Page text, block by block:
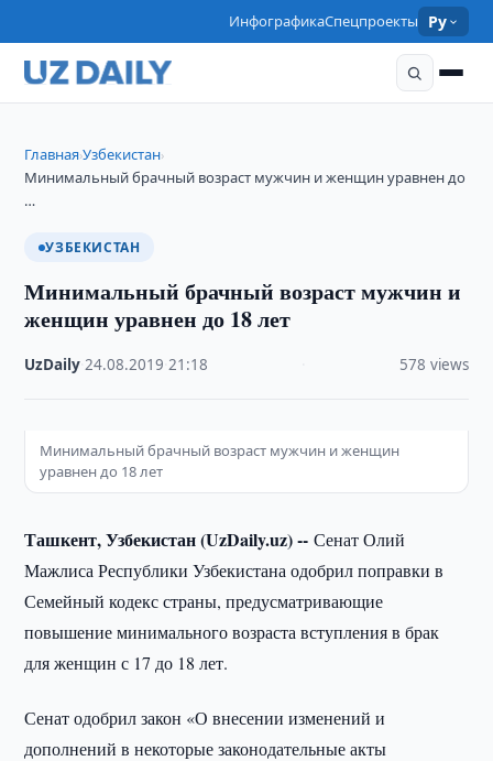
ИнфографикаСпецпроекты Ру
Главная›Узбекистан›
Минимальный брачный возраст мужчин и женщин уравнен до
…
УЗБЕКИСТАН
Минимальный брачный возраст мужчин и
женщин уравнен до 18 лет
UzDaily ·24.08.2019 ·21:18 578 views
Минимальный брачный возраст мужчин и женщин
уравнен до 18 лет
Ташкент, Узбекистан (UzDaily.uz) --Сенат Олий
Мажлиса Республики Узбекистана одобрил поправки в
Семейный кодекс страны, предусматривающие
повышение минимального возраста вступления в брак
для женщин с 17 до 18 лет.
Сенат одобрил закон «О внесении изменений и
дополнений в некоторые законодательные акты